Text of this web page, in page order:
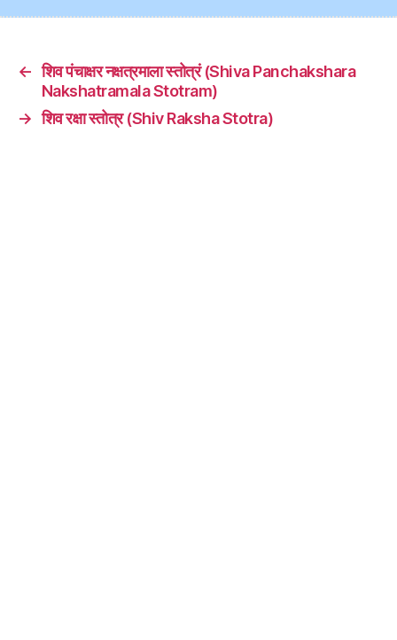
← शिव पंचाक्षर नक्षत्रमाला स्तोत्रं (Shiva Panchakshara
Nakshatramala Stotram)
→ शिव रक्षा स्तोत्र (Shiv Raksha Stotra)